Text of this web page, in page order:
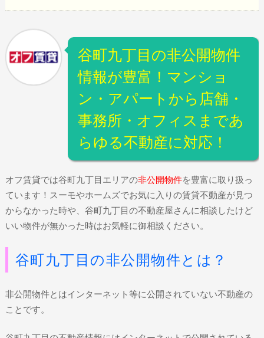
谷町九丁目の非公開物件
情報が豊富！マンショ
ン・アパートから店舗・
事務所・オフィスまであ
らゆる不動産に対応！
オフ賃貸では谷町九丁目エリアの非公開物件を豊富に取り扱っ
ています！スーモやホームズでお気に入りの賃貸不動産が見つ
からなかった時や、谷町九丁目の不動産屋さんに相談したけど
いい物件が無かった時はお気軽に御相談ください。
谷町九丁目の非公開物件とは？
非公開物件とはインターネット等に公開されていない不動産の
ことです。